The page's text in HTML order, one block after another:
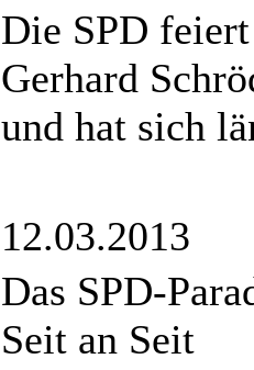
Die SPD
Gerhard
und hat sich
12.03.2013
Das SPD-
Seit an Seit